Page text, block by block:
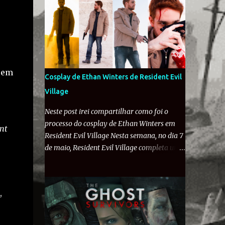
em
,
encontrado pela civili...
comunidade de fãs foi a loucura com o
anúncio do personagem querido. Na manhã
desta sexta-feira (12), a Famitsu conversou
com os desenvolvedores de Resident Evil
Requiem . O diretor Koshi Nakanishi revelou
diversos detalhes inéditos como: a história
alterna entre capítulos de Leon e Grace, não
sendo duas campanhas como em RE2; Leon
será muito pressionado em Requiem e o
game vai o levar ao seu "limite"; o desejo de
trazer um 'alívio' em uma história
aterrorizante como a de Grace; e
Leon. A seguir, você consegue conferir a
tradução da entrevista completa: Famitsu: O
novo trailer revelou Leon. Há outros...
Cosplay de Ethan Winters de Resident Evil
Village
Neste post irei compartilhar como foi o
processo do cosplay de Ethan Winters em
Resident Evil Village Nesta semana, no dia 7
de maio, Resident Evil Village completa um
vilarejo em busca de sua filha foi
considerada um grande sucesso pela
Capcom, vendendo mais de 5 milhões de
unidades ao redor do mundo e recebendo
diversas nomeações a Jogo do Ano. Em